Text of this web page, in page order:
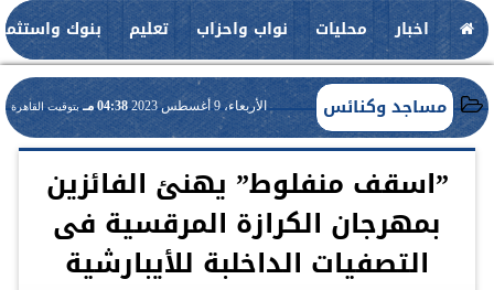
اخبار محليات نواب واحزاب تعليم بنوك
مساجد وكنائس الأربعاء، 9 أغسطس 2023 04:38 مـ بتوقيت القاهرة
”اسقف منفلوط” يهنئ الفائزين
بمهرجان الكرازة المرقسية فى
التصفيات الداخلبة للأيبارشية